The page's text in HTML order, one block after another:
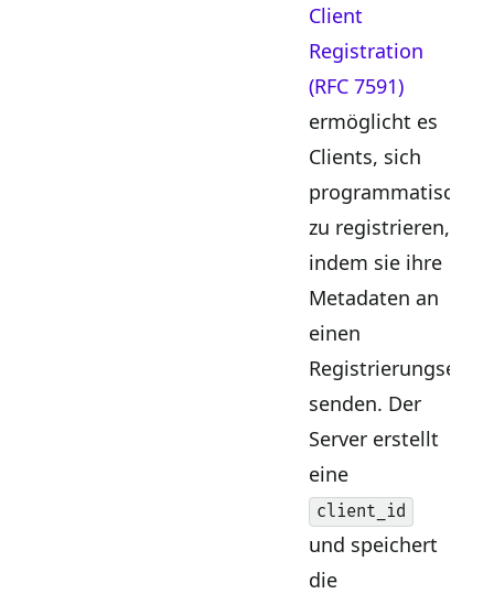
Client
Registration
(RFC 7591)
ermöglicht es
Clients, sich
programmatisch
zu registrieren,
indem sie ihre
Metadaten an
einen
senden. Der
Server erstellt
eine
client_id
und speichert
die